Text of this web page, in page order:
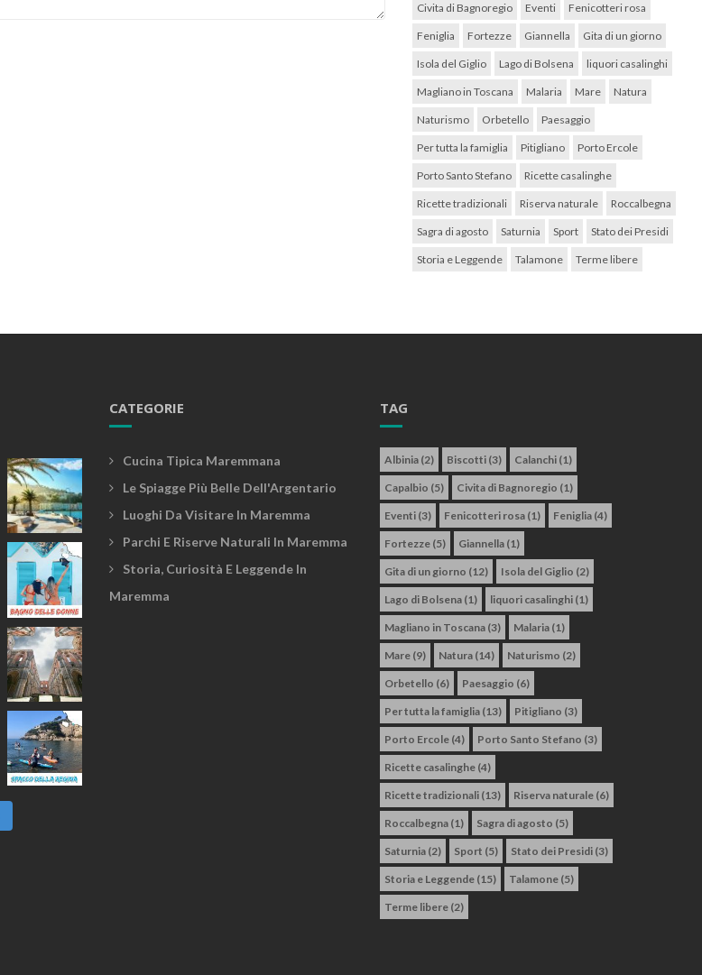
Civita di Bagnoregio Eventi Fenicotteri rosa
Feniglia Fortezze Giannella Gita di un giorno
Isola del Giglio Lago di Bolsena liquori casalinghi
Magliano in Toscana Malaria Mare Natura
Naturismo Orbetello Paesaggio
Per tutta la famiglia Pitigliano Porto Ercole
Porto Santo Stefano Ricette casalinghe
Ricette tradizionali Riserva naturale Roccalbegna
Sagra di agosto Saturnia Sport Stato dei Presidi
Storia e Leggende Talamone Terme libere
CATEGORIE
Cucina Tipica Maremmana
Le Spiagge Più Belle Dell'Argentario
Luoghi Da Visitare In Maremma
Parchi E Riserve Naturali In Maremma
Storia, Curiosità E Leggende In
Maremma
TAG
Albinia (2) Biscotti (3) Calanchi (1)
Capalbio (5) Civita di Bagnoregio (1)
Eventi (3) Fenicotteri rosa (1) Feniglia (4)
Fortezze (5) Giannella (1)
Gita di un giorno (12) Isola del Giglio (2)
Lago di Bolsena (1) liquori casalinghi (1)
Magliano in Toscana (3) Malaria (1)
Mare (9) Natura (14) Naturismo (2)
Orbetello (6) Paesaggio (6)
Per tutta la famiglia (13) Pitigliano (3)
Porto Ercole (4) Porto Santo Stefano (3)
Ricette casalinghe (4)
Ricette tradizionali (13) Riserva naturale (6)
Roccalbegna (1) Sagra di agosto (5)
Saturnia (2) Sport (5) Stato dei Presidi (3)
Storia e Leggende (15) Talamone (5)
Terme libere (2)